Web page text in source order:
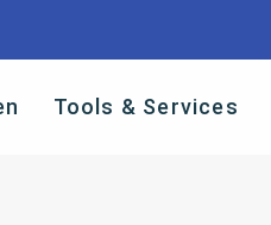
Tools & Services